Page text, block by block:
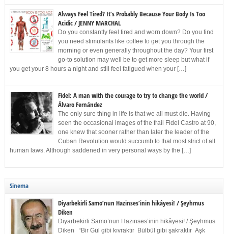
Always Feel Tired? It’s Probably Because Your Body Is Too
Acidic / JENNY MARCHAL
Do you constantly feel tired and worn down? Do you find
you need stimulants like coffee to get you through the
morning or even generally throughout the day? Your first
go-to solution may well be to get more sleep but what if
you get your 8 hours a night and still feel fatigued when your […]
Fidel: A man with the courage to try to change the world /
Álvaro Fernández
The only sure thing in life is that we all must die. Having
seen the occasional images of the frail Fidel Castro at 90,
one knew that sooner rather than later the leader of the
Cuban Revolution would succumb to that most strict of all
human laws. Although saddened in very personal ways by the […]
Sinema
Diyarbekirli Samo’nun Hazinses’inin hikâyesi! / Şeyhmus
Diken
Diyarbekirli Samo’nun Hazinses’inin hikâyesi! / Şeyhmus
Diken “Bir Gül gibi kıvraktır Bülbül gibi şakraktır Aşk